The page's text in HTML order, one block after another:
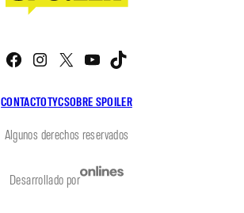
CONTACTOTYCSOBRE SPOILER
Facebook
Instagram
X YouTube
Algunos derechos reservados
Desarrollado por